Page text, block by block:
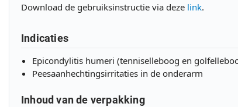
Download de gebruiksinstructie via deze link.
Indicaties
Epicondylitis humeri (tenniselleboog en
Peesaanhechtingsirritaties in de onderarm
Inhoud van de verpakking